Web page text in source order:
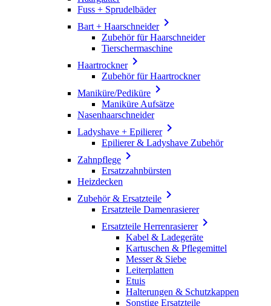
Fuss + Sprudelbäder
Bart + Haarschneider
Zubehör für Haarschneider
Tierschermaschine
Haartrockner
Zubehör für Haartrockner
Maniküre/Pediküre 
Maniküre Aufsätze
Nasenhaarschneider
Ladyshave + Epilierer
Epilierer & Ladyshave Zubehör
Zahnpflege 
Ersatzzahnbürsten
Heizdecken
Zubehör & Ersatzteile 
Ersatzteile Damenrasierer
Ersatzteile Herrenrasierer
Kabel & Ladegeräte
Kartuschen & Pflegemittel
Messer & Siebe
Leiterplatten
Etuis
Halterungen & Schutzkappen
Sonstige Ersatzteile